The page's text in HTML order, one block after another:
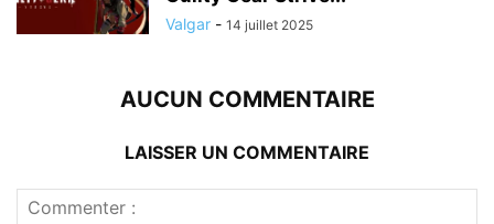
Valgar - 14 juillet 2025
AUCUN COMMENTAIRE
LAISSER UN COMMENTAIRE